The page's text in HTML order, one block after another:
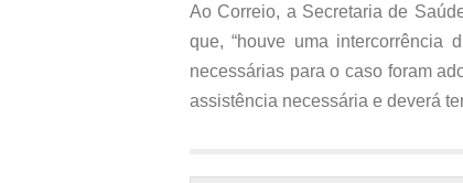
Ao Correio, a Secretaria de
que, “houve uma intercorrência
necessárias para o caso foram
assistência necessária e deverá